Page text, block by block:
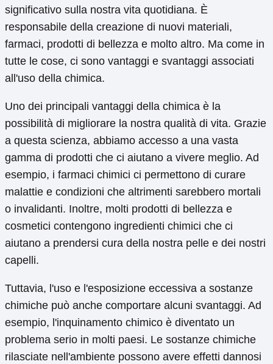
significativo sulla nostra vita quotidiana. È
responsabile della creazione di nuovi materiali,
farmaci, prodotti di bellezza e molto altro. Ma come in
tutte le cose, ci sono vantaggi e svantaggi associati
all'uso della chimica.
Uno dei principali vantaggi della chimica è la
possibilità di migliorare la nostra qualità di vita. Grazie
a questa scienza, abbiamo accesso a una vasta
gamma di prodotti che ci aiutano a vivere meglio. Ad
esempio, i farmaci chimici ci permettono di curare
malattie e condizioni che altrimenti sarebbero mortali
o invalidanti. Inoltre, molti prodotti di bellezza e
cosmetici contengono ingredienti chimici che ci
aiutano a prendersi cura della nostra pelle e dei nostri
capelli.
Tuttavia, l'uso e l'esposizione eccessiva a sostanze
chimiche può anche comportare alcuni svantaggi. Ad
esempio, l'inquinamento chimico è diventato un
problema serio in molti paesi. Le sostanze chimiche
rilasciate nell'ambiente possono avere effetti dannosi